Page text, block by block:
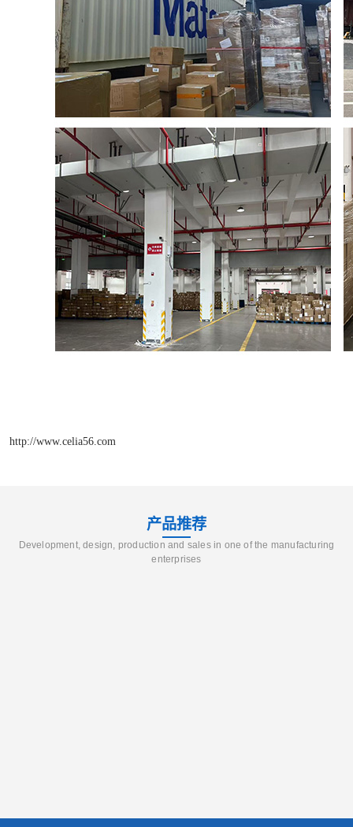
http://www.celia56.com
产品推荐
Development, design, production and sales in one of the manufacturing
enterprises